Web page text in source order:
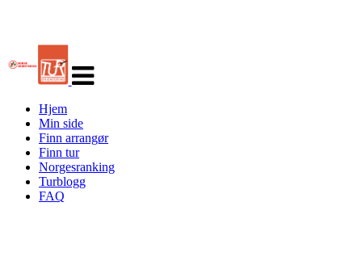
navigasjon
Hjem
Min side
Finn arrangør
Finn tur
Norgesranking
Turblogg
FAQ